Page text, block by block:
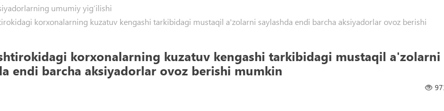
umumiy yig‘ilishi
korxonalarning kuzatuv kengashi tarkibidagi mustaqil a'zolarni saylashda endi barcha aksiyadorlar ovoz berishi
korxonalarning kuzatuv kengashi tarkibidagi mustaqil a'zolarni
endi barcha aksiyadorlar ovoz berishi mumkin